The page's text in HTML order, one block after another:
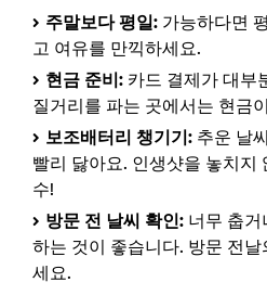
주말보다 평일: 가능하다면
고 여유를 만끽하세요.
현금 준비: 카드 결제가 대부
질거리를 파는 곳에서는 현금
보조배터리 챙기기: 추운 날
빨리 닳아요. 인생샷을 놓치지
수!
방문 전 날씨 확인: 너무 춥거
하는 것이 좋습니다. 방문 전
세요.